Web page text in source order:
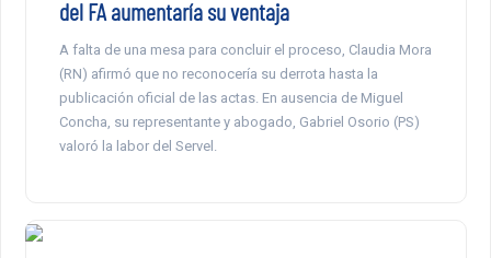
del FA aumentaría su ventaja
A falta de una mesa para concluir el proceso, Claudia Mora
(RN) afirmó que no reconocería su derrota hasta la
publicación oficial de las actas. En ausencia de Miguel
Concha, su representante y abogado, Gabriel Osorio (PS)
valoró la labor del Servel.